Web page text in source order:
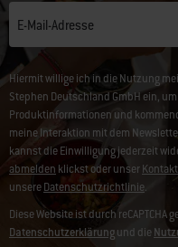
E-Mail-Adresse
Hiermit willige ich in die Nutzung
Stephen Deutschland GmbH ein,
Produktinformationen und
meine Interaktion mit dem
kannst die Einwilligung jederzeit
abmelden klickst oder unser
unsereDatenschutzrichtlinie.
Diese Website ist durch
Datenschutzerklärungund die